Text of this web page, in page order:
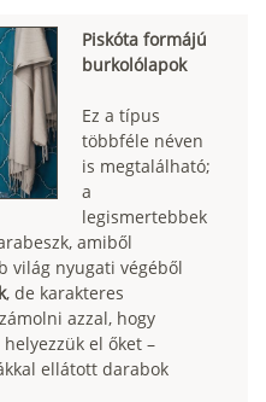
Piskóta formájú
burkolólapok
Ez a típus
többféle néven
is megtalálható;
a
legismertebbek
amiből
világ nyugati végéből
, de karakteres
azzal, hogy
el őket –
ellátott darabok